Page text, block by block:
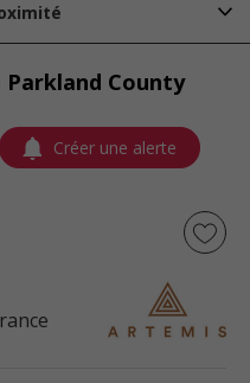
County
Créer une alerte